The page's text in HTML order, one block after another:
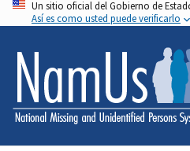
Pasar
al
contenido
principal
Un sitio oficial del Gobierno de
Así es como usted puede verificarlo